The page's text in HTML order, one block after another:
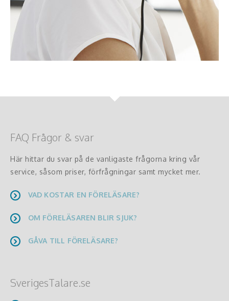
FAQ Frågor & svar
Här hittar du svar på de vanligaste frågorna kring vår
service, såsom priser, förfrågningar samt mycket mer.
VAD KOSTAR EN FÖRELÄSARE?
OM FÖRELÄSAREN BLIR SJUK?
GÅVA TILL FÖRELÄSARE?
SverigesTalare.se